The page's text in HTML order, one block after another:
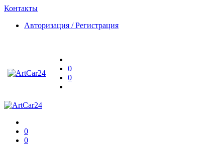
Контакты
Авторизация / Регистрация
0
0
0
0